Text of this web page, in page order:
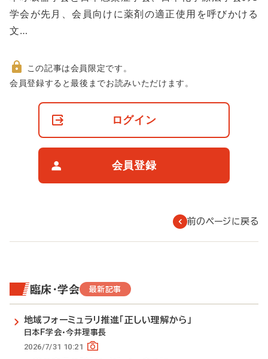
学会が先月、会員向けに薬剤の適正使用を呼びかける
文…
非
この記事は会員限定です。
会員登録すると最後までお読みいただけます。
ログイン
会員登録
前のページに戻る
臨床・学会 最新記事
地域フォーミュラリ推進「正しい理解から」
日本F学会・今井理事長
2026/7/31 10:21